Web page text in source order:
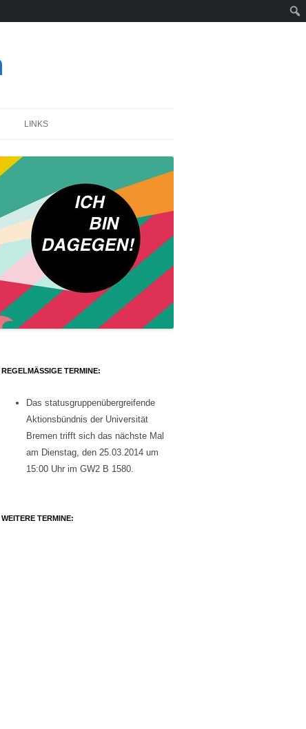
REKTORAT – 07.11.2013
LINKS
REGELMÄSSIGE TERMINE:
Das statusgruppenübergreifende
Aktionsbündnis der Universität
Bremen trifft sich das nächste Mal
am Dienstag, den 25.03.2014 um
15:00 Uhr im GW2 B 1580.
WEITERE TERMINE: